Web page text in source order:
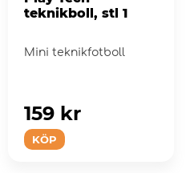
teknikboll, stl 1
Mini teknikfotboll
KÖP
159 kr